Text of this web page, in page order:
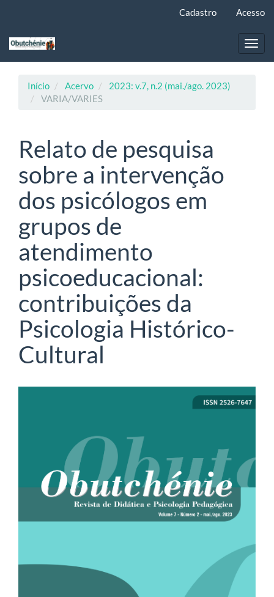
principal
Cadastro Acesso
Início Acervo
2023: v.7, n.2 (mai./ago. 2023)
VARIA/VARIES
Relato de pesquisa
sobre a intervenção
dos psicólogos em
grupos de
atendimento
psicoeducacional:
contribuições da
Psicologia Histórico-
Cultural
artigos